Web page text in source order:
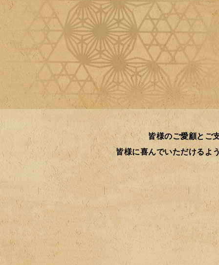
皆様のご愛顧とご
皆様に喜んでいただけるよ